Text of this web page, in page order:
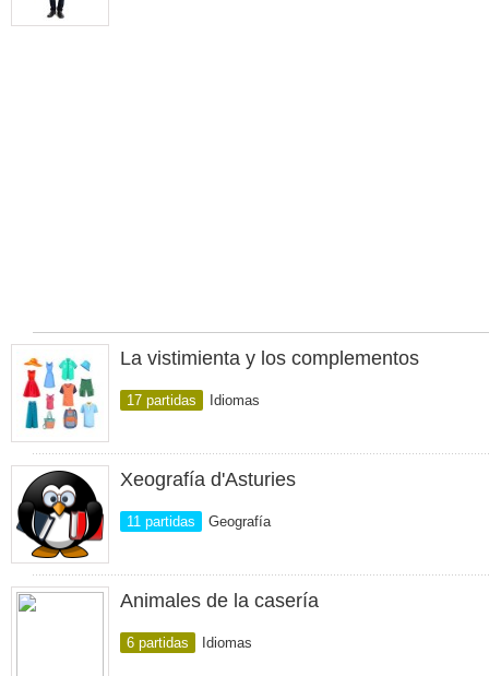
La vistimienta y los complementos
17 partidas Idiomas
Xeografía d'Asturies
11 partidas Geografía
Animales de la casería
6 partidas Idiomas